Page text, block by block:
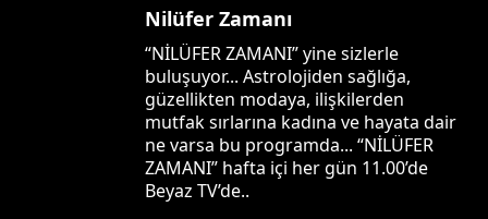
Nilüfer Zamanı
“NİLÜFER ZAMANI” yine sizlerle
buluşuyor... Astrolojiden sağlığa,
güzellikten modaya, ilişkilerden
mutfak sırlarına kadına ve hayata dair
ne varsa bu programda... “NİLÜFER
ZAMANI” hafta içi her gün 11.00’de
Beyaz TV’de..